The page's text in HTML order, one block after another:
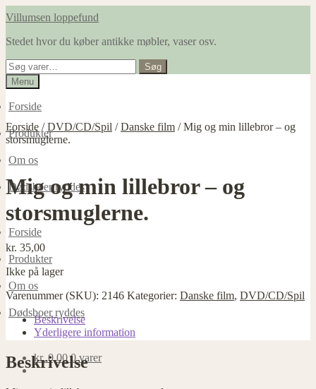
Spring
navigation
Spring
indhold
Villumsen loppefund
Stedet hvor du køber antikke møbler, vaser osv.
Søg
efter:
Søg
Menu
Forside
Produkter
Om os
Dødsboer ryddes
Forside
Produkter
Om os
Dødsboer ryddes
kr.0,00 0 varer
Forside /DVD/CD/Spil /Danske film /Mig og min lillebror – og
storsmuglerne.
Mig og min lillebror – og
storsmuglerne.
kr. 35,00
Ikke på lager
Varenummer (SKU): 2146 Kategorier: Danske film, DVD/CD/Spil
Beskrivelse
Yderligere information
Beskrivelse